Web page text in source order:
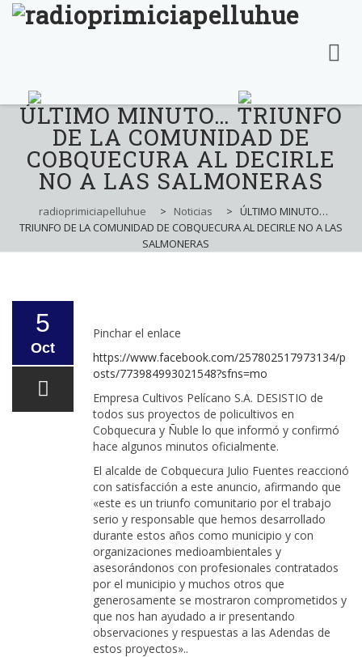
Skip
ÚLTIMO MINUTO… TRIUNFO
DE LA COMUNIDAD DE
COBQUECURA AL DECIRLE
NO A LAS SALMONERAS
radioprimiciapelluhue > Noticias > ÚLTIMO MINUTO…
TRIUNFO DE LA COMUNIDAD DE COBQUECURA AL DECIRLE NO A LAS
SALMONERAS
5
Oct
Pinchar el enlace
https://www.facebook.com/257802517973134/p
osts/773984993021548?sfns=mo
Empresa Cultivos Pelícano S.A. DESISTIO de
todos sus proyectos de policultivos en
Cobquecura y Ñuble lo que informó y confirmó
hace algunos minutos oficialmente.
El alcalde de Cobquecura Julio Fuentes reaccionó
con satisfacción a este anuncio, afirmando que
«este es un triunfo comunitario por el trabajo
serio y responsable que hemos desarrollado
durante estos años como municipio y con
organizaciones medioambientales y
asesorándonos con profesionales contratados
por el municipio y muchos otros que
generosamente se mostraron comprometidos y
que nos han ayudado a ir presentando
observaciones y respuestas a las Adendas de
estos proyectos»..